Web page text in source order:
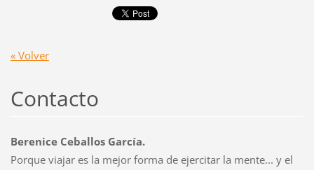
« Volver
Contacto
Berenice Ceballos García.
Porque viajar es la mejor forma de ejercitar la mente... y el